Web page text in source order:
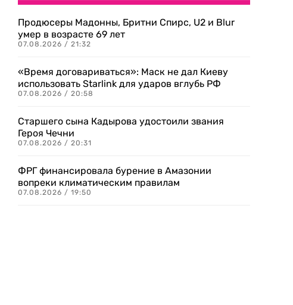
Продюсеры Мадонны, Бритни Спирс, U2 и Blur
умер в возрасте 69 лет
07.08.2026 / 21:32
«Время договариваться»: Маск не дал Киеву
использовать Starlink для ударов вглубь РФ
07.08.2026 / 20:58
Старшего сына Кадырова удостоили звания
Героя Чечни
07.08.2026 / 20:31
ФРГ финансировала бурение в Амазонии
вопреки климатическим правилам
07.08.2026 / 19:50